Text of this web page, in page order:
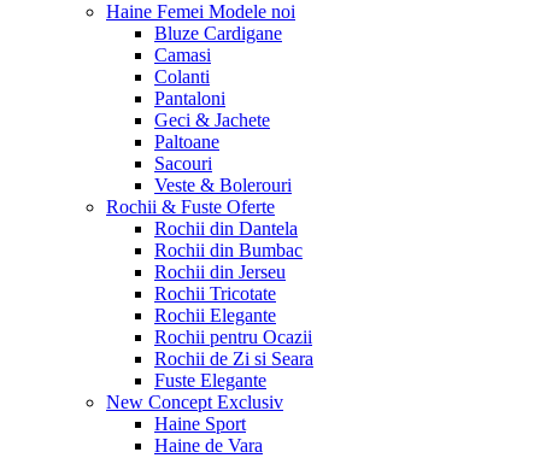
Haine Femei Modele noi
Bluze Cardigane
Camasi
Colanti
Pantaloni
Geci & Jachete
Paltoane
Sacouri
Veste & Bolerouri
Rochii & Fuste Oferte
Rochii din Dantela
Rochii din Bumbac
Rochii din Jerseu
Rochii Tricotate
Rochii Elegante
Rochii pentru Ocazii
Rochii de Zi si Seara
Fuste Elegante
New Concept Exclusiv
Haine Sport
Haine de Vara